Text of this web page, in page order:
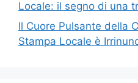
Locale: il segno di una
Il Cuore Pulsante della
Stampa Locale è